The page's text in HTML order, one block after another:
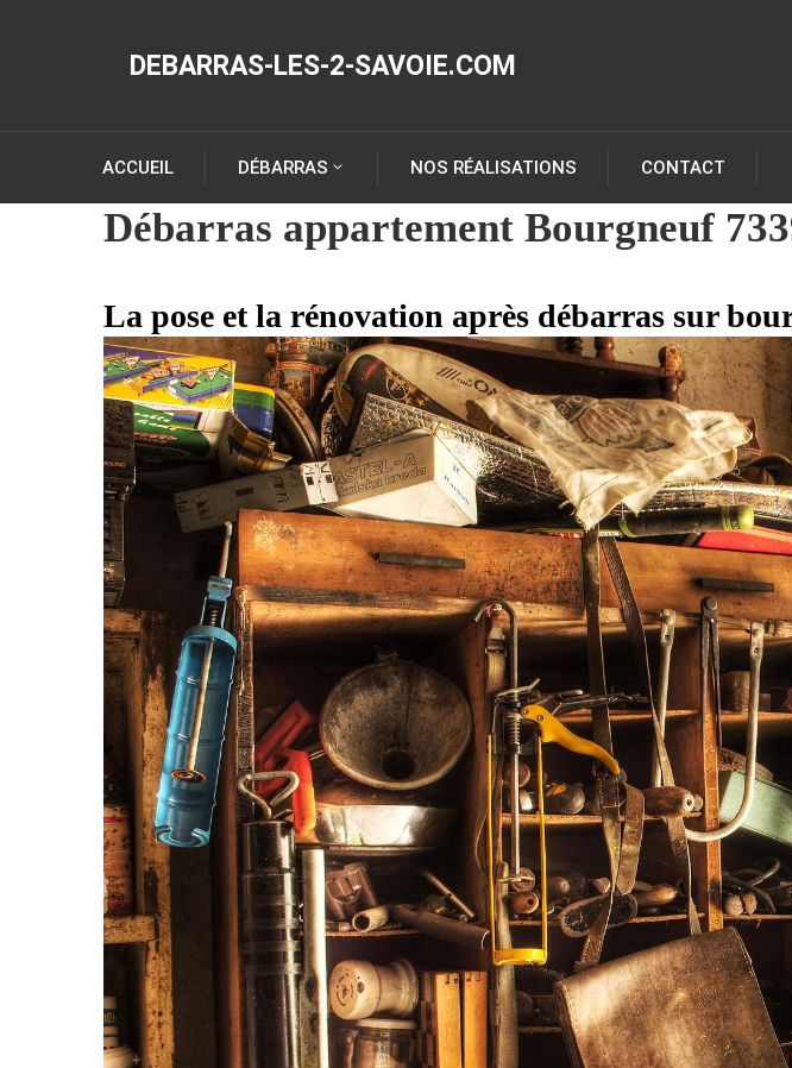
DEBARRAS-LES-2-SAVOIE.COM
ACCUEIL DÉBARRAS NOS RÉALISATIONS CONTACT
Débarras appartement Bourgneuf
La pose et la rénovation après débarras sur